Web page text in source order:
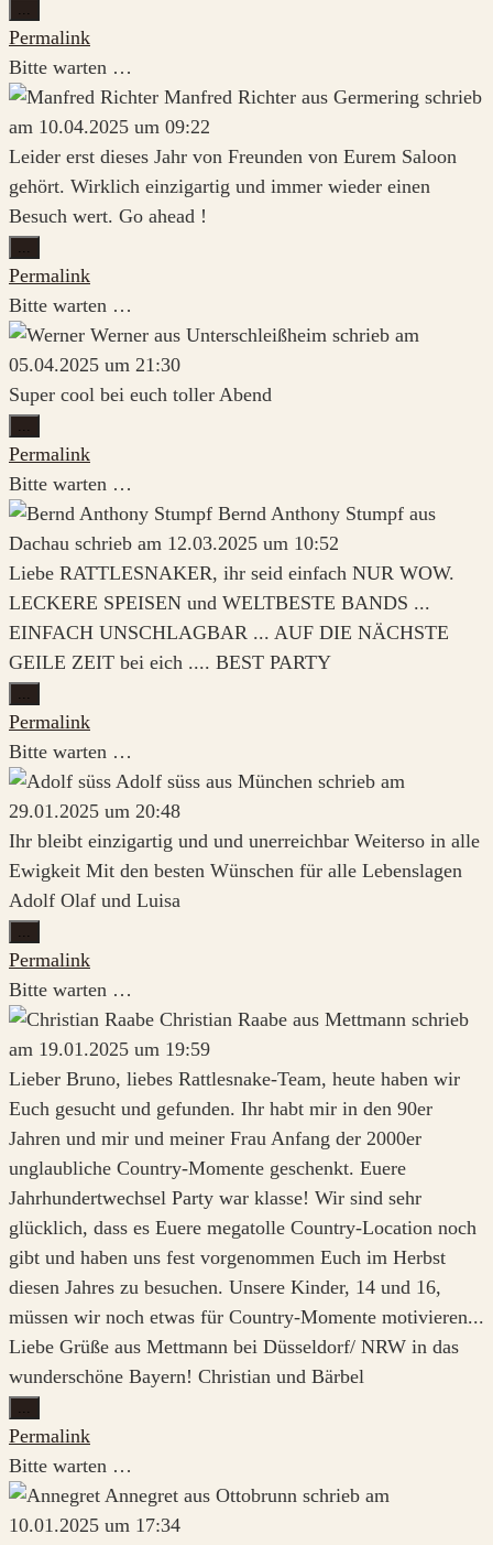
...
Metabox
ein-/ausblenden.
Permalink
Bitte warten …
Manfred Richter aus Germering schrieb
am 10.04.2025 um 09:22
Leider erst dieses Jahr von Freunden von Eurem Saloon
gehört. Wirklich einzigartig und immer wieder einen
Besuch wert. Go ahead !
...
Metabox
ein-/ausblenden.
Permalink
Bitte warten …
Werner aus Unterschleißheim schrieb am
05.04.2025 um 21:30
Super cool bei euch toller Abend
...
Metabox
ein-/ausblenden.
Permalink
Bitte warten …
Bernd Anthony Stumpf aus
Dachau schrieb am 12.03.2025 um 10:52
Liebe RATTLESNAKER, ihr seid einfach NUR WOW.
LECKERE SPEISEN und WELTBESTE BANDS ...
EINFACH UNSCHLAGBAR ... AUF DIE NÄCHSTE
GEILE ZEIT bei eich .... BEST PARTY
...
Metabox
ein-/ausblenden.
Permalink
Bitte warten …
Adolf süss aus München schrieb am
29.01.2025 um 20:48
Ihr bleibt einzigartig und und unerreichbar Weiterso in alle
Ewigkeit Mit den besten Wünschen für alle Lebenslagen
Adolf Olaf und Luisa
...
Metabox
ein-/ausblenden.
Permalink
Bitte warten …
Christian Raabe aus Mettmann schrieb
am 19.01.2025 um 19:59
Lieber Bruno, liebes Rattlesnake-Team, heute haben wir
Euch gesucht und gefunden. Ihr habt mir in den 90er
Jahren und mir und meiner Frau Anfang der 2000er
unglaubliche Country-Momente geschenkt. Euere
Jahrhundertwechsel Party war klasse! Wir sind sehr
glücklich, dass es Euere megatolle Country-Location noch
gibt und haben uns fest vorgenommen Euch im Herbst
diesen Jahres zu besuchen. Unsere Kinder, 14 und 16,
müssen wir noch etwas für Country-Momente motivieren...
Liebe Grüße aus Mettmann bei Düsseldorf/ NRW in das
wunderschöne Bayern! Christian und Bärbel
...
Metabox
ein-/ausblenden.
Permalink
Bitte warten …
Annegret aus Ottobrunn schrieb am
10.01.2025 um 17:34